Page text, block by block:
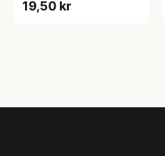
19,50 kr